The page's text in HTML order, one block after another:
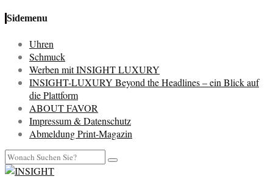
Sidemenu
Uhren
Schmuck
Werben mit INSIGHT LUXURY
INSIGHT-LUXURY Beyond the Headlines – ein Blick auf
die Plattform
ABOUT FAVOR
Impressum & Datenschutz
Abmeldung Print-Magazin